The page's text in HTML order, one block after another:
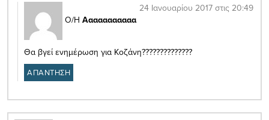
Ο/Η Ααααααααααα
24 Ιανουαρίου 2017 στις 20:49
Θα βγεί ενημέρωση για Κοζάνη??????????????
ΑΠΑΝΤΗΣΗ